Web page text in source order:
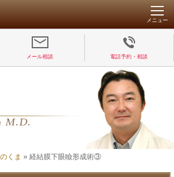
メニュー
メール相談 電話予約・相談
くま » 経結膜下眼瞼形成術③